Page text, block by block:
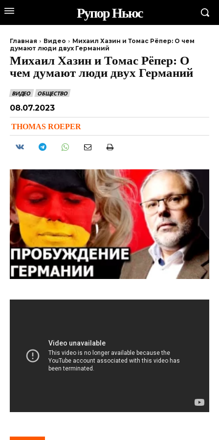
Рупор Ньюс
Главная Видео
Михаил Хазин и Томас Рёпер: О чем
думают люди двух Германий
Михаил Хазин и Томас Рёпер: О
чем думают люди двух Германий
ВИДЕО ОБЩЕСТВО
08.07.2023
THOMAS ROEPER